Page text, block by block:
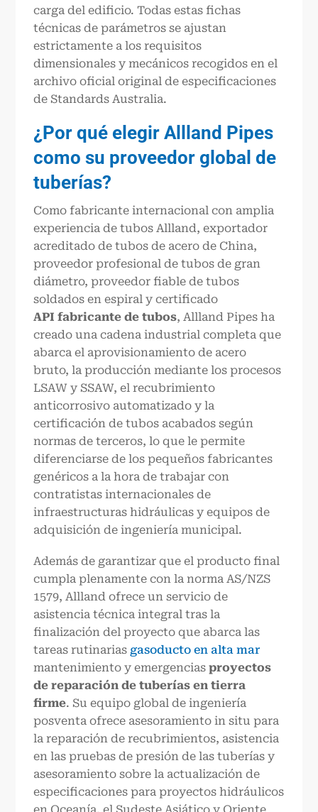
carga del edificio. Todas estas fichas
técnicas de parámetros se ajustan
estrictamente a los requisitos
dimensionales y mecánicos recogidos en el
archivo oficial original de especificaciones
de Standards Australia.
¿Por qué elegir Allland Pipes
como su proveedor global de
tuberías?
Como fabricante internacional con amplia
experiencia de tubos Allland, exportador
acreditado de tubos de acero de China,
proveedor profesional de tubos de gran
diámetro, proveedor fiable de tubos
soldados en espiral y certificado
API fabricante de tubos, Allland Pipes ha
creado una cadena industrial completa que
abarca el aprovisionamiento de acero
bruto, la producción mediante los procesos
LSAW y SSAW, el recubrimiento
anticorrosivo automatizado y la
certificación de tubos acabados según
normas de terceros, lo que le permite
diferenciarse de los pequeños fabricantes
genéricos a la hora de trabajar con
contratistas internacionales de
infraestructuras hidráulicas y equipos de
adquisición de ingeniería municipal.
Además de garantizar que el producto final
cumpla plenamente con la norma AS/NZS
1579, Allland ofrece un servicio de
asistencia técnica integral tras la
finalización del proyecto que abarca las
tareas rutinarias gasoducto en alta mar
mantenimiento y emergenciasproyectos
de reparación de tuberías en tierra
firme. Su equipo global de ingeniería
posventa ofrece asesoramiento in situ para
la reparación de recubrimientos, asistencia
en las pruebas de presión de las tuberías y
asesoramiento sobre la actualización de
especificaciones para proyectos hidráulicos